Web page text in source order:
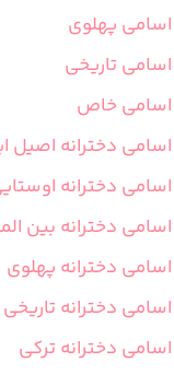
اسامی پهلوی
اسامی تاریخی
اسامی خاص
اسامی دخترانه اصیل
اسامی دخترانه
اسامی دخترانه بین
اسامی دخترانه پهلوی
اسامی دخترانه تاریخی
اسامی دخترانه ترکی